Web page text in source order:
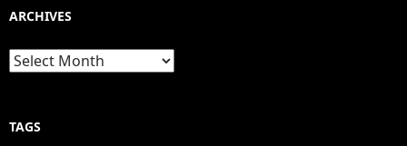
ARCHIVES
Archives
TAGS